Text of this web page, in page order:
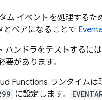
ム イベントを処理するた
ペアになることで
ンドラをテストするには
があります。
Functions ランタイムは
に設定します。